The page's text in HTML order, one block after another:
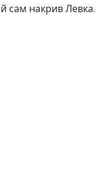
сам накрив Левка.